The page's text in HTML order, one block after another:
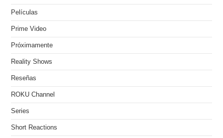
Películas
Prime Video
Próximamente
Reality Shows
Reseñas
ROKU Channel
Series
Short Reactions